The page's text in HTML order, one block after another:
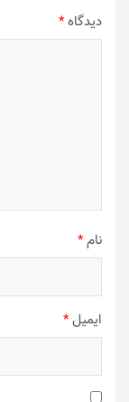
دیدگاه*
نام*
ایمیل*